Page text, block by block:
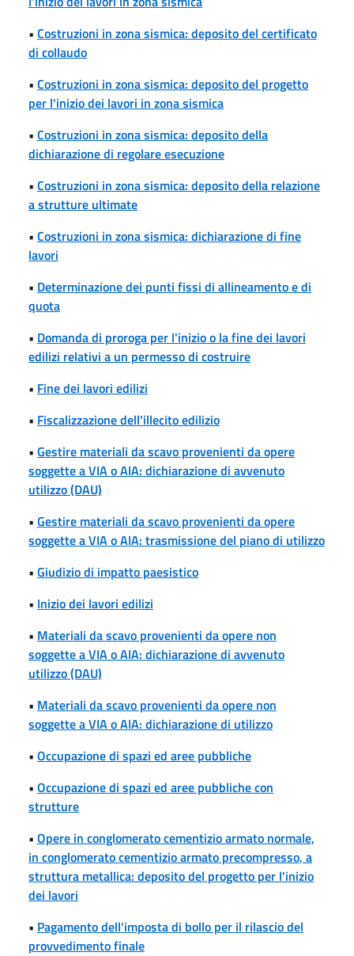
• Costruzioni in zona sismica: deposito del certificato
di collaudo
• Costruzioni in zona sismica: deposito del progetto
per l'inizio dei lavori in zona sismica
• Costruzioni in zona sismica: deposito della
dichiarazione di regolare esecuzione
• Costruzioni in zona sismica: deposito della relazione
a strutture ultimate
• Costruzioni in zona sismica: dichiarazione di fine
lavori
• Determinazione dei punti fissi di allineamento e di
quota
• Domanda di proroga per l'inizio o la fine dei lavori
edilizi relativi a un permesso di costruire
• Fine dei lavori edilizi
• Fiscalizzazione dell'illecito edilizio
• Gestire materiali da scavo provenienti da opere
soggette a VIA o AIA: dichiarazione di avvenuto
utilizzo (DAU)
• Gestire materiali da scavo provenienti da opere
soggette a VIA o AIA: trasmissione del piano di utilizzo
• Giudizio di impatto paesistico
• Inizio dei lavori edilizi
• Materiali da scavo provenienti da opere non
soggette a VIA o AIA: dichiarazione di avvenuto
utilizzo (DAU)
• Materiali da scavo provenienti da opere non
soggette a VIA o AIA: dichiarazione di utilizzo
• Occupazione di spazi ed aree pubbliche
• Occupazione di spazi ed aree pubbliche con
strutture
• Opere in conglomerato cementizio armato normale,
in conglomerato cementizio armato precompresso, a
struttura metallica: deposito del progetto per l'inizio
dei lavori
• Pagamento dell'imposta di bollo per il rilascio del
provvedimento finale